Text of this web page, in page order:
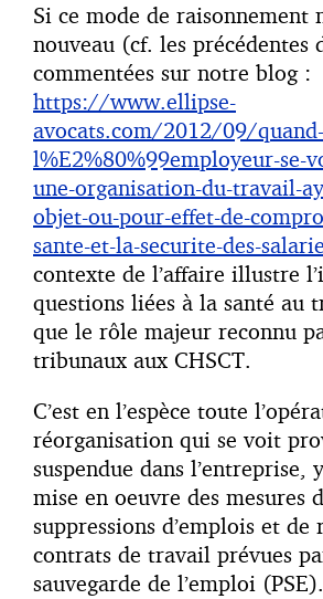
Si ce mode de raisonnement
nouveau (cf. les précédentes
commentées sur notre blog :
https://www.ellipse-
avocats.com/2012/09/quand-
l%E2%80%99employeur-se-
une-organisation-du-travail-
objet-ou-pour-effet-de-
sante-et-la-securite-des-
contexte de l’affaire illustre
questions liées à la santé au
que le rôle majeur reconnu
tribunaux aux CHSCT.
C’est en l’espèce toute
réorganisation qui se voit
suspendue dans l’entreprise,
mise en oeuvre des mesures
suppressions d’emplois et de
contrats de travail prévues
sauvegarde de l’emploi (PSE).